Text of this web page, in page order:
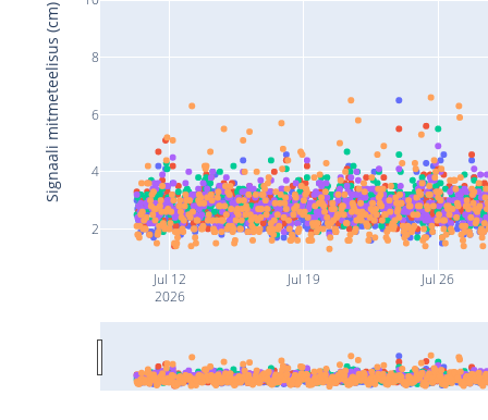
Jul 12
2026
Jul 19 Jul 26
2
4
6
8
Signaali mitmeteelisus (cm)